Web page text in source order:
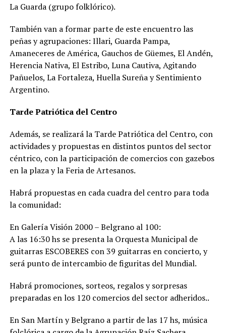
La Guarda (grupo folklórico).
También van a formar parte de este encuentro las
peñas y agrupaciones: Illari, Guarda Pampa,
Amaneceres de América, Gauchos de Güemes, El Andén,
Herencia Nativa, El Estribo, Luna Cautiva, Agitando
Pañuelos, La Fortaleza, Huella Sureña y Sentimiento
Argentino.
Tarde Patriótica del Centro
Además, se realizará la Tarde Patriótica del Centro, con
actividades y propuestas en distintos puntos del sector
céntrico, con la participación de comercios con gazebos
en la plaza y la Feria de Artesanos.
Habrá propuestas en cada cuadra del centro para toda
la comunidad:
En Galería Visión 2000 – Belgrano al 100:
A las 16:30 hs se presenta la Orquesta Municipal de
guitarras ESCOBERES con 39 guitarras en concierto, y
será punto de intercambio de figuritas del Mundial.
Habrá promociones, sorteos, regalos y sorpresas
preparadas en los 120 comercios del sector adheridos..
En San Martín y Belgrano a partir de las 17 hs, música